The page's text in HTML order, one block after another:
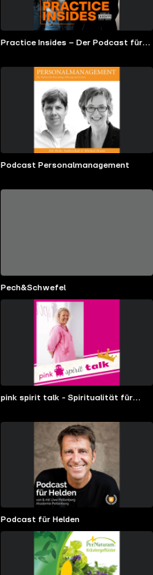
Practice Insides – Der Podcast für
Podcast Personalmanagement
Pech&Schwefel
pink spirit talk - Spiritualität für
Podcast für Helden